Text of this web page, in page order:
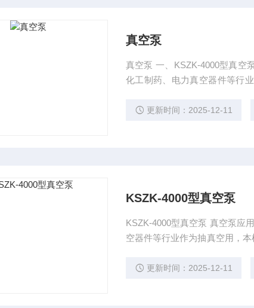
真空泵
真空泵 一、KSZK-4000型真空泵 用途 真空泵应用于变压器抽真空、真空冶炼
化工制药、电力真空器件等行
电力设备抽真空、真空注油、
更新时间：2025-12-11
KSZK-4000型真空泵
KSZK-4000型真空泵 真空泵应
空器件等行业作为抽真空用，
空注油、真空干燥等。本机组
更新时间：2025-12-11